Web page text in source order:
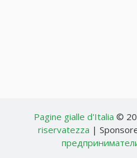
Pagine gialle d'Italia ©
riservatezza |